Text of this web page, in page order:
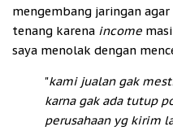
mengembang jaringan
tenang karena income
saya menolak dengan
"kami jualan gak
karna gak ada tutup
perusahaan yg kirim